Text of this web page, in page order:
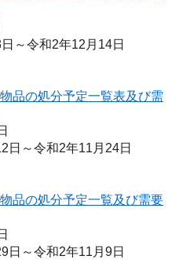
令和2年12月14日
品の処分予定一覧表及び需
～令和2年11月24日
品の処分予定一覧及び需要
～令和2年11月9日